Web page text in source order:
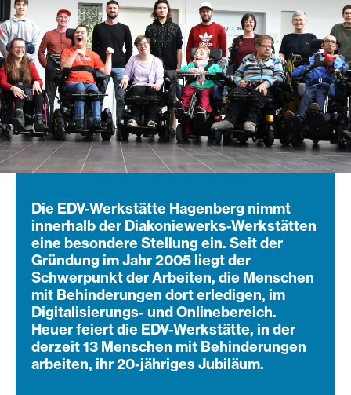
Die EDV-Werkstätte Hagenberg nimmt
innerhalb der Diakoniewerks-Werkstätten
eine besondere Stellung ein. Seit der
Gründung im Jahr 2005 liegt der
Schwerpunkt der Arbeiten, die Menschen
mit Behinderungen dort erledigen, im
Digitalisierungs- und Onlinebereich.
Heuer feiert die EDV-Werkstätte, in der
derzeit 13 Menschen mit Behinderungen
arbeiten, ihr 20-jähriges Jubiläum.